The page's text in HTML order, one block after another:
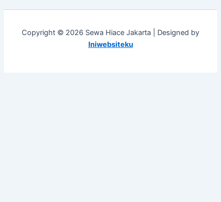
Copyright © 2026 Sewa Hiace Jakarta | Designed by
Iniwebsiteku